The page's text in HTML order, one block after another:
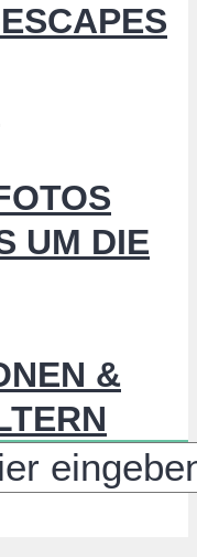
UM DIE
&